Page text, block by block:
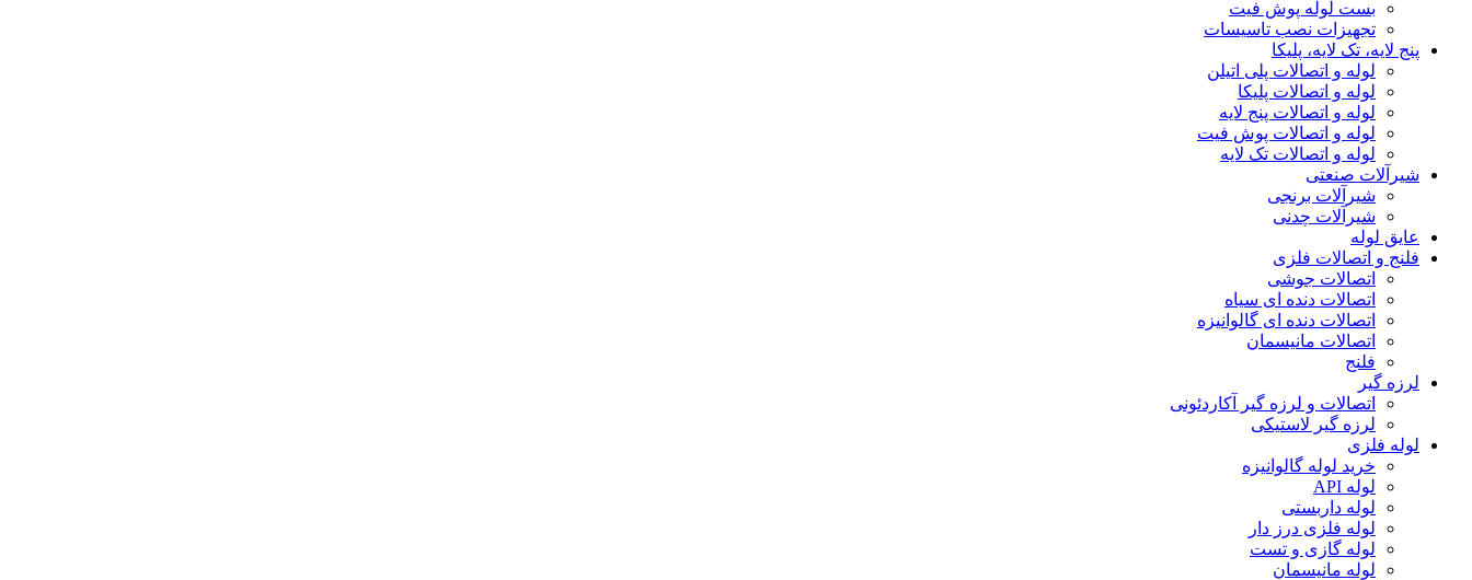
بست لوله پوش فیت
تجهیزات نصب تاسیسات
پنج لایه، تک لایه، پلیکا
لوله و اتصالات پلی اتیلن
لوله و اتصالات پلیکا
لوله و اتصالات پنج لایه
لوله و اتصالات پوش فیت
لوله و اتصالات تک لایه
شیرآلات صنعتی
شیرآلات برنجی
شیرآلات چدنی
عایق لوله
فلنج و اتصالات فلزی
اتصالات جوشی
اتصالات دنده ای سیاه
اتصالات دنده ای گالوانیزه
اتصالات مانیسمان
فلنج
لرزه گیر
اتصالات و لرزه گیر آکاردئونی
لرزه گیر لاستیکی
لوله فلزی
خرید لوله گالوانیزه
لوله API
لوله داربستی
لوله فلزی درز دار
لوله گازی و تست
لوله مانیسمان